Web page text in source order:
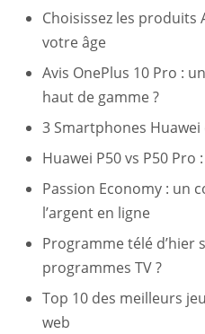
Choisissez les
votre âge
Avis OnePlus 10 Pro :
haut de gamme ?
3 Smartphones
Huawei P50 vs P50
Passion Economy : un
l’argent en ligne
Programme télé d’hier
programmes TV ?
Top 10 des meilleurs
web